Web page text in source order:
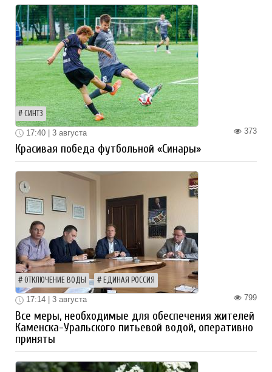
СИНТЗ
373
17:40 | 3 августа
Красивая победа футбольной «Синары»
ОТКЛЮЧЕНИЕ ВОДЫ ЕДИНАЯ РОССИЯ
799
17:14 | 3 августа
Все меры, необходимые для обеспечения жителей
Каменска-Уральского питьевой водой, оперативно
приняты